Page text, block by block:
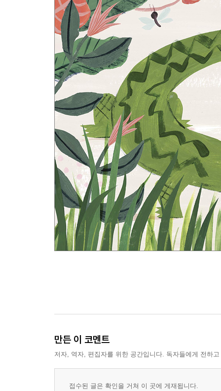
만든 이 코멘트
저자, 역자, 편집자를 위한 공간입니다. 독자들에게 전하
접수된 글은 확인을 거쳐 이 곳에 게재됩니다.